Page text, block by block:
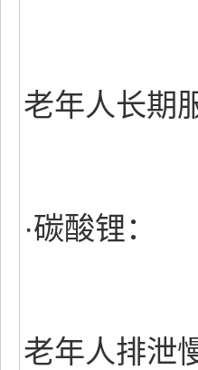
老年人长期
·碳酸锂：
老年人排泄